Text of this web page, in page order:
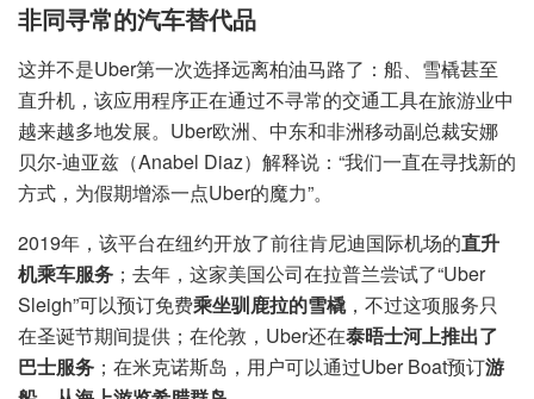
非同寻常的汽车替代品
这并不是Uber第一次选择远离柏油马路了：船、雪橇甚至
直升机，该应用程序正在通过不寻常的交通工具在旅游业中
越来越多地发展。Uber欧洲、中东和非洲移动副总裁安娜
贝尔-迪亚兹（Anabel Diaz）解释说：“我们一直在寻找新的
方式，为假期增添一点Uber的魔力”。
2019年，该平台在纽约开放了前往肯尼迪国际机场的直升
机乘车服务 ；去年，这家美国公司在拉普兰尝试了“Uber
Sleigh”可以预订免费乘坐驯鹿拉的雪橇，不过这项服务只
在圣诞节期间提供；在伦敦，Uber还在泰晤士河上推出了
巴士服务 ；在米克诺斯岛，用户可以通过Uber Boat预订游